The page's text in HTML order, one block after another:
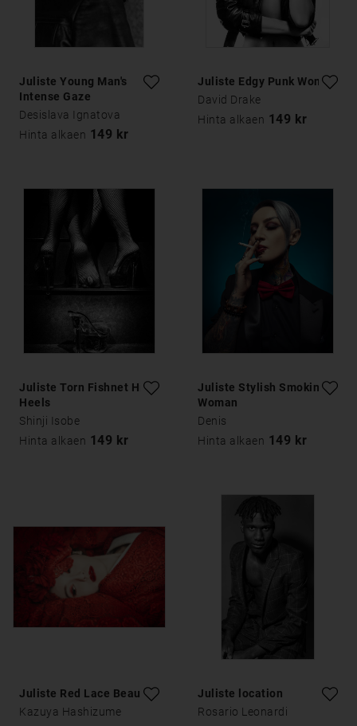
Juliste Young Man's
Intense Gaze
Desislava Ignatova
Hinta alkaen 149 kr
Juliste Edgy Punk Woman
David Drake
Hinta alkaen 149 kr
Juliste Torn Fishnet High
Heels
Shinji Isobe
Hinta alkaen 149 kr
Juliste Stylish Smoking
Woman
Denis
Hinta alkaen 149 kr
Juliste Red Lace Beauty
Kazuya Hashizume
Juliste location
Rosario Leonardi